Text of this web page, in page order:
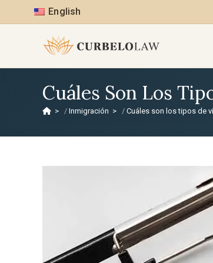
English
Cuáles Son Los
> Inmigración > Cuáles son los tipos de